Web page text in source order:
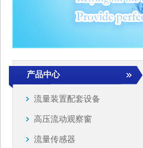
产品中心
流量装置配套设备
高压流动观察窗
流量传感器